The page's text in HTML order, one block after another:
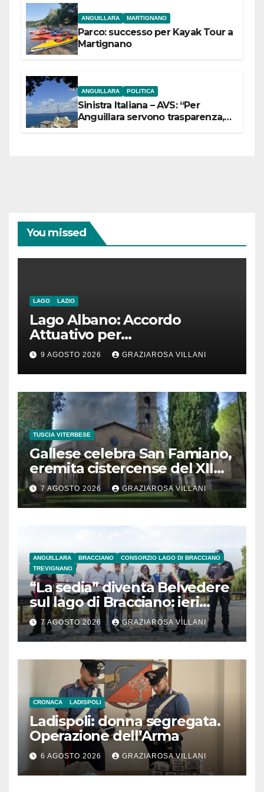
ANGUILLARA MARTIGNANO
Parco: successo per Kayak Tour a
Martignano
ANGUILLARA POLITICA
Sinistra Italiana – AVS: “Per
Anguillara servono trasparenza,
You missed
LAGO LAZIO
Lago Albano: Accordo
Attuativo per
l’interconnessione
acquedottistica da 29,5
milioni di euro
9 AGOSTO 2026 GRAZIAROSA VILLANI
TUSCIA VITERBESE
Gallese celebra San Famiano,
eremita cistercense del XII
secolo
7 AGOSTO 2026 GRAZIAROSA VILLANI
ANGUILLARA BRACCIANO
CONSORZIO LAGO DI BRACCIANO
TREVIGNANO
“La sedia” diventa Belvedere
sul lago di Bracciano: ieri
l’inaugurazione
7 AGOSTO 2026 GRAZIAROSA VILLANI
CRONACA LADISPOLI
Ladispoli: donna segregata.
Operazione dell’Arma
6 AGOSTO 2026 GRAZIAROSA VILLANI